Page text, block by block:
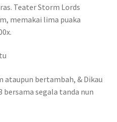
Teater Storm Lords
memakai lima puaka
ataupun bertambah, & Dikau
bersama segala tanda nun